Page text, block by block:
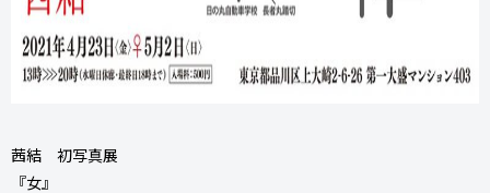
茜結 初写真展
『女』